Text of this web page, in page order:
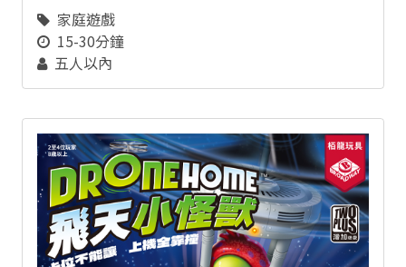
家庭遊戲
15-30分鐘
五人以內